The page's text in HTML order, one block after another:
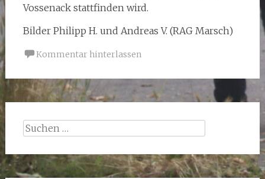
Vossenack stattfinden wird.
Bilder Philipp H. und Andreas V. (RAG Marsch)
Kommentar hinterlassen
Suchen
nach: